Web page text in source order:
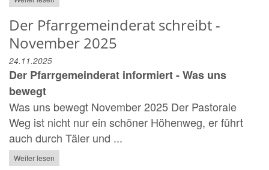
Der Pfarrgemeinderat schreibt -
November 2025
24.11.2025
Der Pfarrgemeinderat informiert - Was uns
bewegt
Was uns bewegt November 2025 Der Pastorale
Weg ist nicht nur ein schöner Höhenweg, er führt
auch durch Täler und ...
Weiter lesen